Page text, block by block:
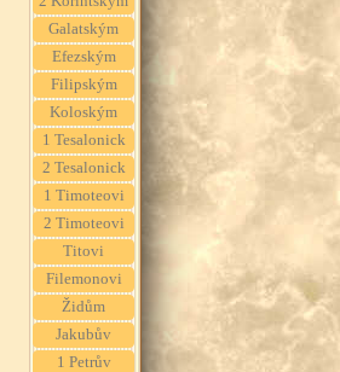
Galatským
Efezským
Filipským
Koloským
1 Tesalonick
2 Tesalonick
1 Timoteovi
2 Timoteovi
Titovi
Filemonovi
Židům
Jakubův
1 Petrův